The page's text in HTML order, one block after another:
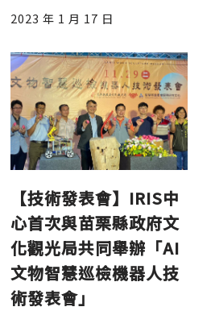
2023 年 1 月 17 日
【技術發表會】IRIS中
心首次與苗栗縣政府文
化觀光局共同舉辦「AI
文物智慧巡檢機器人技
術發表會」